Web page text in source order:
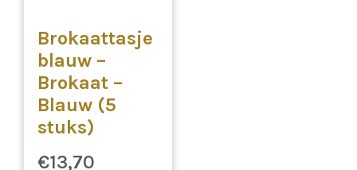
Brokaattasje
blauw –
Brokaat –
Blauw (5
stuks)
€13,70